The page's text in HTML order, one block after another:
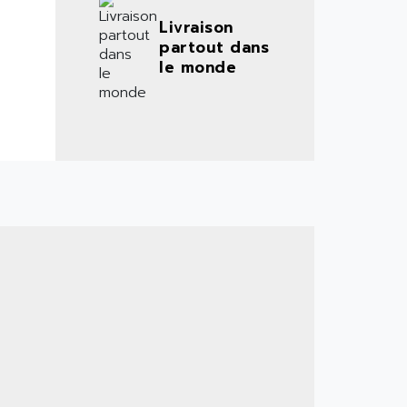
Livraison
partout dans
le monde